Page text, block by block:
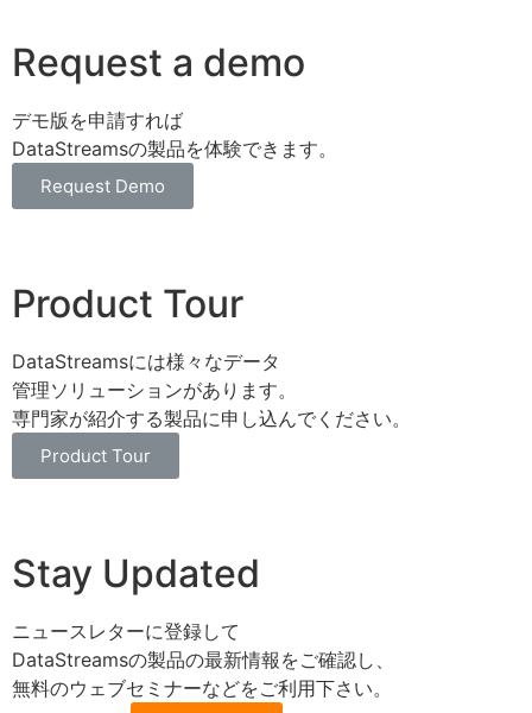
Request a demo
デモ版を申請すれば
DataStreamsの製品を体験できます。
Request Demo
Product Tour
DataStreamsには様々なデータ
管理ソリューションがあります。
専門家が紹介する製品に申し込んでください。
Product Tour
Stay Updated
ニュースレターに登録して
DataStreamsの製品の最新情報をご確認し、
無料のウェブセミナーなどをご利用下さい。